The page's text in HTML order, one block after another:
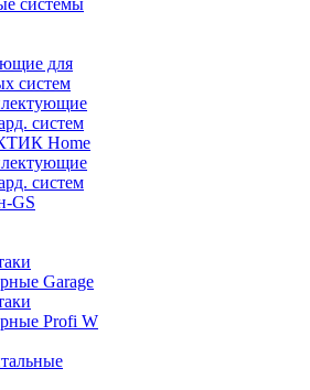
системы
для
систем
систем
Home
систем
GS
Garage
Profi W